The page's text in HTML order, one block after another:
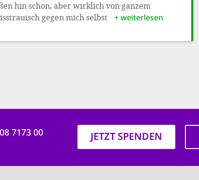
hin schon, aber wirklich von ganzem
gegen mich selbst
+ weiterlesen
7173 00 JETZT SPENDEN